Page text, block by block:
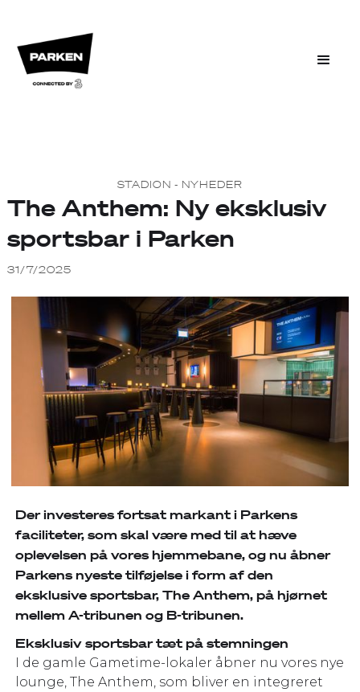
STADION - NYHEDER
The Anthem: Ny eksklusiv
sportsbar i Parken
31/7/2025
Der investeres fortsat markant i Parkens
faciliteter, som skal være med til at hæve
oplevelsen på vores hjemmebane, og nu åbner
Parkens nyeste tilføjelse i form af den
eksklusive sportsbar, The Anthem, på hjørnet
mellem A-tribunen og B-tribunen.
Eksklusiv sportsbar​ tæt på stemningen
I de gamle Gametime-lokaler åbner nu vores nye
lounge, The Anthem, som bliver en integreret